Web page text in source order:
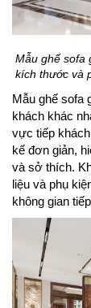
Mẫu ghế sofa
kích thước và
Mẫu ghế sofa
khách khác
vực tiếp
kế đơn giản,
và sở thích.
liệu và phụ
không gian